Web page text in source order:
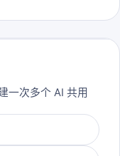
一次多个 AI 共用